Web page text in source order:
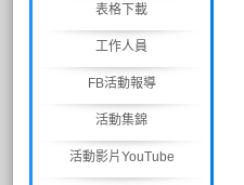
表格下載
工作人員
FB活動報導
活動集錦
活動影片YouTube